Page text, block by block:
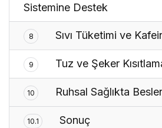
Sistemine Destek
8 Sıvı Tüketimi ve Kafein
9 Tuz ve Şeker
10 Ruhsal Sağlıkta
10.1 Sonuç